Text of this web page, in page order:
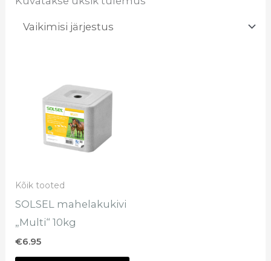
Kõik tooted
SOLSEL mahelakukivi
„Multi“ 10kg
€6.95